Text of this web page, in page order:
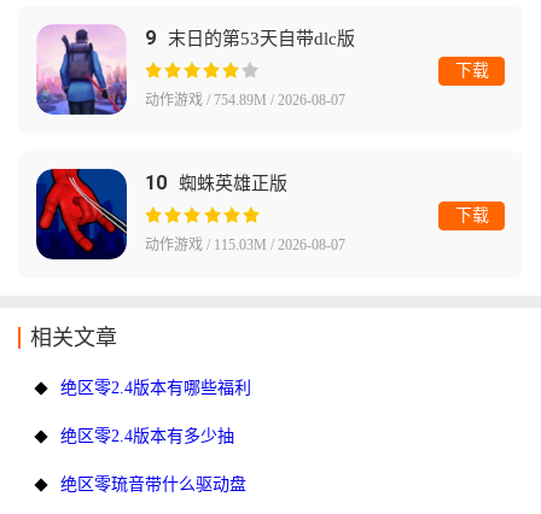
9 末日的第53天自带dlc版
动作游戏 / 754.89M / 2026-08-07
下载
10 蜘蛛英雄正版
动作游戏 / 115.03M / 2026-08-07
下载
相关文章
绝区零2.4版本有哪些福利
绝区零2.4版本有多少抽
绝区零琉音带什么驱动盘